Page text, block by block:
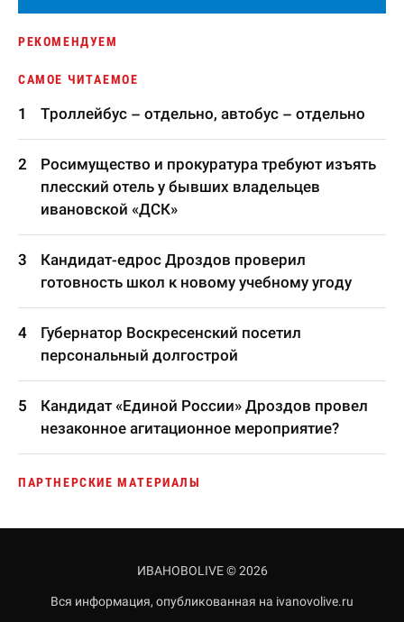
РЕКОМЕНДУЕМ
САМОЕ ЧИТАЕМОЕ
Троллейбус – отдельно, автобус – отдельно
Росимущество и прокуратура требуют изъять
плесский отель у бывших владельцев
ивановской «ДСК»
Кандидат-едрос Дроздов проверил
готовность школ к новому учебному угоду
Губернатор Воскресенский посетил
персональный долгострой
Кандидат «Единой России» Дроздов провел
незаконное агитационное мероприятие?
ПАРТНЕРСКИЕ МАТЕРИАЛЫ
ИВАНОВОLIVE © 2026
Вся информация, опубликованная на ivanovolive.ru